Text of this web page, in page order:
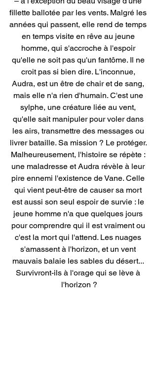
fillette ballotée par les vents. Malgré les
années qui passent, elle rend de temps
en temps visite en rêve au jeune
homme, qui s'accroche à l'espoir
qu'elle ne soit pas qu'un fantôme. Il ne
croit pas si bien dire. L'inconnue,
Audra, est un être de chair et de sang,
mais elle n'a rien d'humain. C'est une
sylphe, une créature liée au vent,
qu'elle sait manipuler pour voler dans
les airs, transmettre des messages ou
livrer bataille. Sa mission ? Le protéger.
Malheureusement, l'histoire se répète :
une maladresse et Audra révèle à leur
pire ennemi l'existence de Vane. Celle
qui vient peut-être de causer sa mort
est aussi son seul espoir de survie : le
jeune homme n'a que quelques jours
pour comprendre qui il est vraiment ou
c'est la mort qui l'attend. Les nuages
s'amassent à l'horizon, et un vent
mauvais balaie les sables du désert...
Survivront-ils à l'orage qui se lève à
l'horizon ?